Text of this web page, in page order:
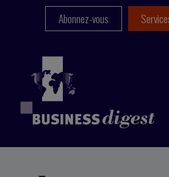
Abonnez-vous